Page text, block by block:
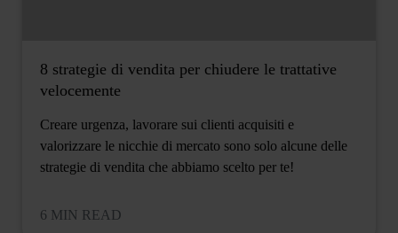
8 strategie di vendita per chiudere le trattative
velocemente
Creare urgenza, lavorare sui clienti acquisiti e
valorizzare le nicchie di mercato sono solo alcune delle
strategie di vendita che abbiamo scelto per te!
6 MIN READ